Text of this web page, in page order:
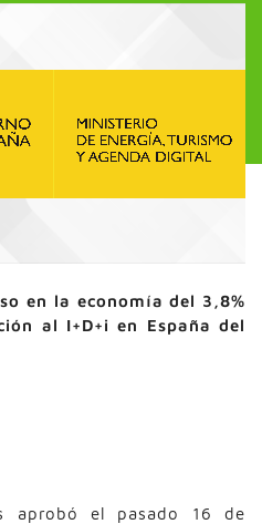
en la economía del 3,8%
al I+D+i en España del
aprobó el pasado 16 de